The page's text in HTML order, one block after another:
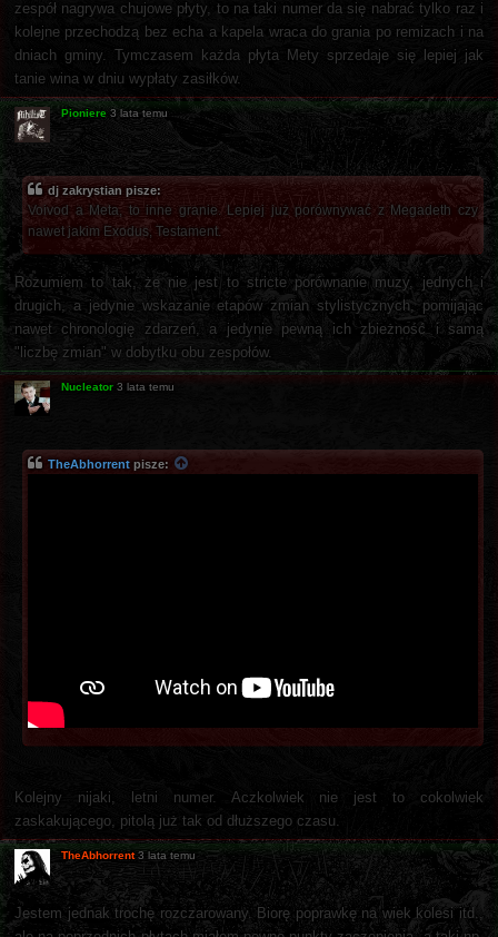
zespół nagrywa chujowe płyty, to na taki numer da się nabrać tylko raz i
kolejne przechodzą bez echa a kapela wraca do grania po remizach i na
dniach gminy. Tymczasem każda płyta Mety sprzedaje się lepiej jak
tanie wina w dniu wypłaty zasiłków.
Pioniere 3 lata temu
dj zakrystian pisze:
Voivod a Meta, to inne granie. Lepiej już porównywać z Megadeth czy
nawet jakim Exodus, Testament.
Rozumiem to tak, że nie jest to stricte porównanie muzy, jednych i
drugich, a jedynie wskazanie etapów zmian stylistycznych, pomijając
nawet chronologię zdarzeń, a jedynie pewną ich zbieżność i samą
"liczbę zmian" w dobytku obu zespołów.
Nucleator 3 lata temu
TheAbhorrent pisze:
Kolejny nijaki, letni numer. Aczkolwiek nie jest to cokolwiek
zaskakującego, pitolą już tak od dłuższego czasu.
TheAbhorrent 3 lata temu
Jestem jednak trochę rozczarowany. Biorę poprawkę na wiek kolesi itd.,